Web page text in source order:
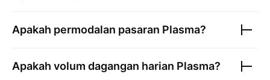
Apakah permodalan pasaran Plasma?
Apakah volum dagangan harian Plasma?